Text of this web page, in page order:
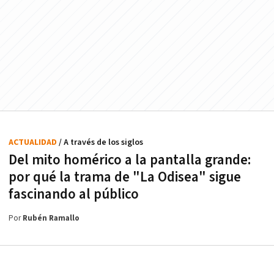
Del mito homérico a la pantalla grande:
por qué la trama de "La Odisea" sigue
fascinando al público
ACTUALIDAD / A través de los siglos
PorRubén Ramallo